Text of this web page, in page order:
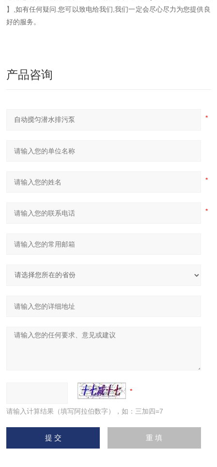
】,如有任何疑问.您可以致电给我们,我们一定会尽心尽力为您提供良
好的服务。
产品咨询
请输入计算结果（填写阿拉伯数字），如：三加四=7